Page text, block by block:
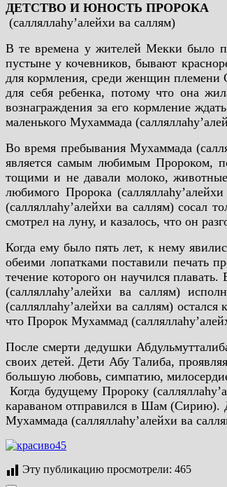
ДЕТСТВО И ЮНОСТЬ ПРОРОКА
(салляллаhу’алейхи ва саллям)
В те времена у жителей Мекки было
пустыне у кочевников, бывают
для кормления, среди женщин племени
для себя ребенка, потому что она
вознаграждения за его кормление
маленького Мухаммада
Во время пребывания Мухаммада
является самым любимым Пророком,
тощими и не давали молоко,
любимого Пророка
(салляллаhу’алейхи ва саллям) сосал
смотрел на луну, и казалось, что он
Когда ему было пять лет, к нему
обеими лопатками поставили печать
течение которого он научился
(салляллаhу’алейхи ва саллям)
(салляллаhу’алейхи ва саллям)
что Пророк Мухаммад
После смерти дедушки
своих детей. Дети Абу Талиба,
большую любовь, симпатию,
Когда будущему Пророку
караваном отправился в Шам (Сирию).
Мухаммада (салляллаhу’алейхи ва
Эту публикацию просмотрели: 465